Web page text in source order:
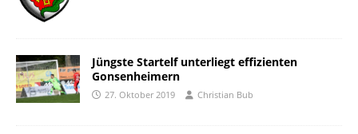
Jüngste Startelf unterliegt effizienten
Gonsenheimern
27. Oktober 2019 Christian Bub